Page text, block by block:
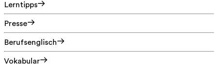
Lerntipps
Presse
Berufsenglisch
Vokabular